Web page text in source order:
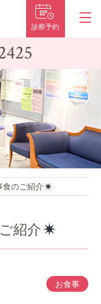
診察予約
食のご紹介
紹介
お食事